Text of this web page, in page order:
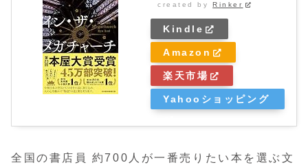
created byRinker
Kindle
Amazon
楽天市場
Yahooショッピング
全国の書店員 約700人が一番売りたい本を選ぶ文